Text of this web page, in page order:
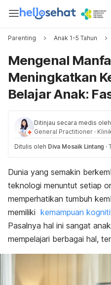
Parenting Anak 1-5 Tahun
Mengenal
Meningkatkan
Belajar Anak:
Ditinjau secara medis oleh
General Practitioner ·
Ditulis oleh Diva Mosaik Lintang ·
Dunia yang semakin
teknologi menuntut setiap
memperhatikan tumbuh
memiliki kemampuan
Pasalnya hal ini sangat
mempelajari berbagai hal,